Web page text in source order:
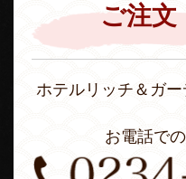
ご注文
ホテルリッチ＆ガ
お電話で